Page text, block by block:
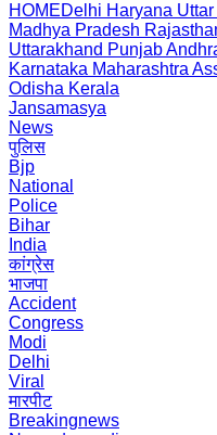
HOMEDelhi Haryana
Madhya Pradesh
Uttarakhand Punjab
Karnataka Maharashtra
Odisha Kerala
Jansamasya
News
पुलिस
Bjp
National
Police
Bihar
India
कांग्रेस
भाजपा
Accident
Congress
Modi
Delhi
Viral
मारपीट
Breakingnews